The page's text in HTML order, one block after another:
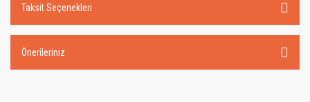
Taksit Seçenekleri
Önerileriniz